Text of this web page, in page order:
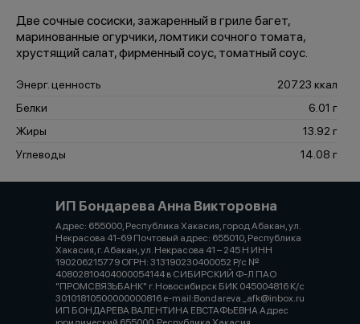
Две сочные сосиски, зажаренный в гриле багет,
маринованные огурчики, ломтики сочного томата,
хрустящий салат, фирменный соус, томатный соус.
Энерг. ценность
207.23 ккал
Белки
6.01 г
Жиры
13.92 г
Углеводы
14.08 г
ИП Бондарева Анна Викторовна
Адрес: 655000, Республика Хакасия, город Абакан, ул.
Некрасова 41-69 Почтовый адрес: 655010, Республика
Хакасия, г. Абакан, ул. Некрасова 41 – 245 Н ИНН
190206215779 ОГРН: 313190230400052 Р/с №
40802810404000054144 в СИБИРСКИЙ Ф-Л ПАО
"ПРОМСВЯЗЬБАНК" г. Новосибирск БИК 045004816 К/с
30101810500000000816 e-mail:Bondareva _afk@inbox.ru
ИП БОНДАРЕВА ВАЛЕНТИНА ЕВСТАФЬЕВНА Адрес